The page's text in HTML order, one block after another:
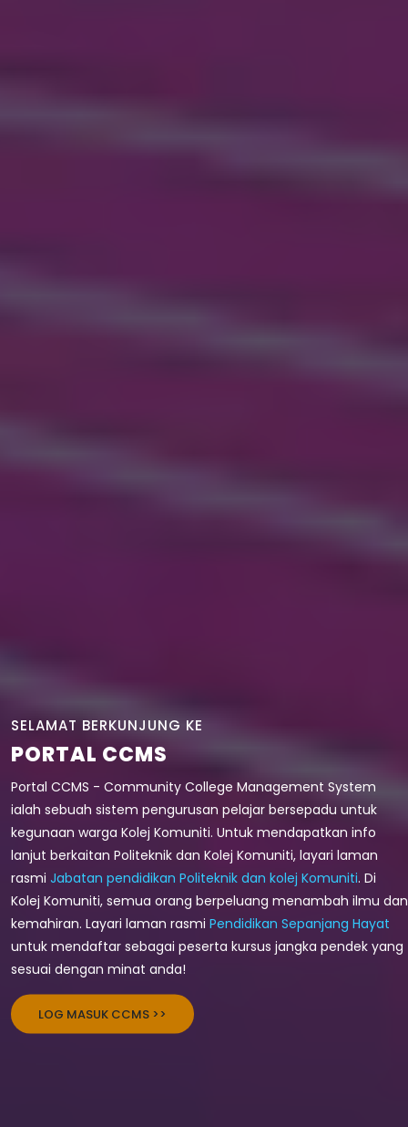
SELAMAT BERKUNJUNG KE
PORTAL CCMS
Portal CCMS - Community College Management System
ialah sebuah sistem pengurusan pelajar bersepadu untuk
kegunaan warga Kolej Komuniti. Untuk mendapatkan info
lanjut berkaitan Politeknik dan Kolej Komuniti, layari laman
rasmi Jabatan pendidikan Politeknik dan kolej Komuniti. Di
Kolej Komuniti, semua orang berpeluang menambah ilmu dan
kemahiran. Layari laman rasmi Pendidikan Sepanjang Hayat
untuk mendaftar sebagai peserta kursus jangka pendek yang
sesuai dengan minat anda!
LOG MASUK CCMS >>